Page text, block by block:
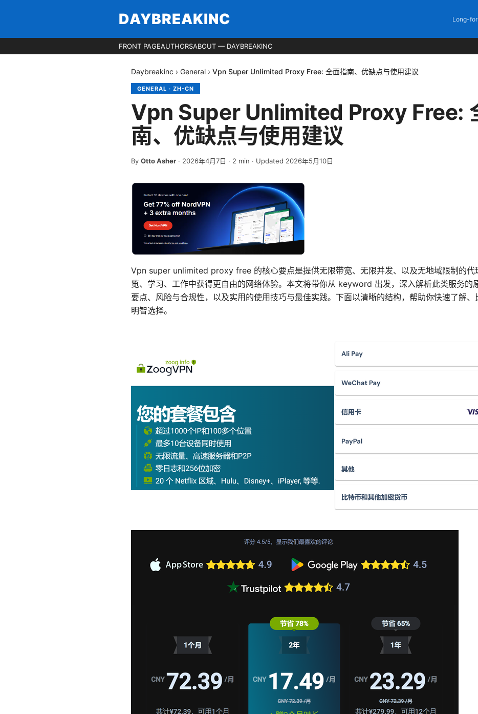
DAYBREAKINC Long-
FRONT PAGEAUTHORSABOUT — DAYBREAKINC
Daybreakinc › General › Vpn Super Unlimited Proxy Free: 全面指南、优缺点与使用建议
GENERAL · ZH-CN
Vpn Super Unlimited Proxy Free:
南、优缺点与使用建议
By Otto Asher · 2026年4月7日 · 2 min · Updated 2026年5月10日
Vpn super unlimited proxy free 的核心要点是提供无限带宽、无限并发、以及无地域限制的代
览、学习、工作中获得更自由的网络体验。本文将带你从 keyword 出发，深入解析此类服务的
要点、风险与合规性，以及实用的使用技巧与最佳实践。下面以清晰的结构，帮助你快速了解
明智选择。